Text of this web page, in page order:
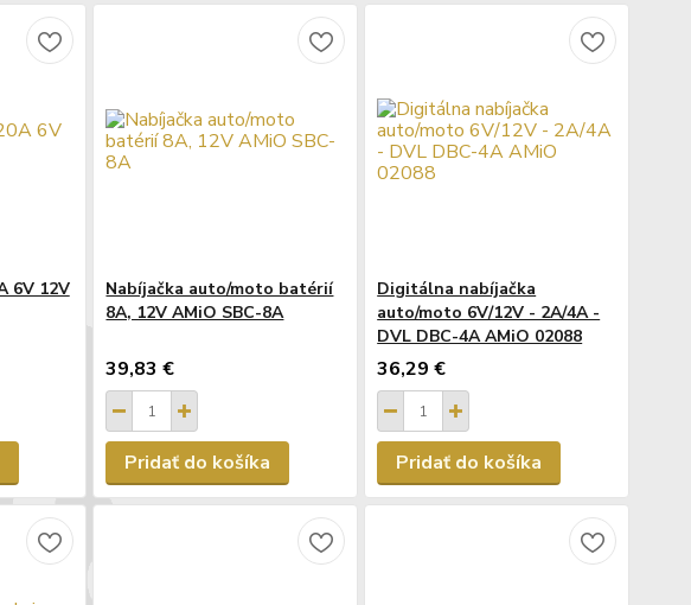
6V 12V
Nabíjačka auto/moto batérií
8A, 12V AMiO SBC-8A
39,83 €
Pridať do košíka
Digitálna nabíjačka
auto/moto 6V/12V - 2A/4A -
DVL DBC-4A AMiO 02088
36,29 €
Pridať do košíka